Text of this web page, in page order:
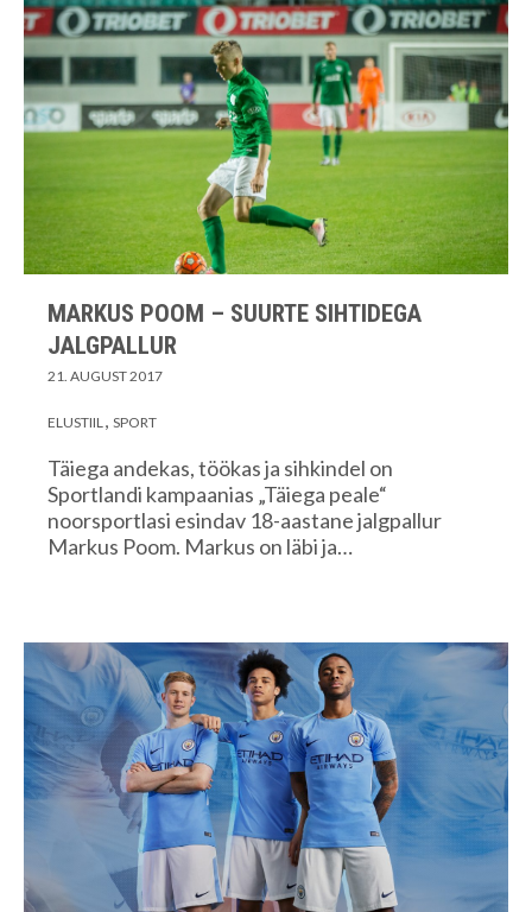
MARKUS POOM – SUURTE SIHTIDEGA
JALGPALLUR
21. AUGUST 2017
ELUSTIIL SPORT
Täiega andekas, töökas ja sihkindel on
Sportlandi kampaanias „Täiega peale“
noorsportlasi esindav 18-aastane jalgpallur
Markus Poom. Markus on läbi ja…